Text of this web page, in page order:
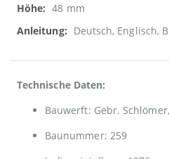
48 mm
Deutsch, Englisch,
Technische Daten:
Bauwerft: Gebr.
Baunummer: 259